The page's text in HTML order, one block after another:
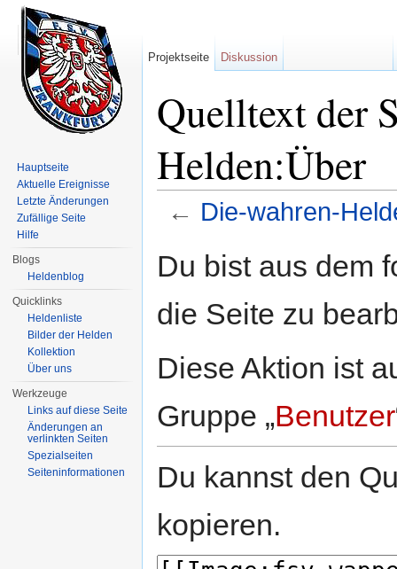
Quelltext der
Helden:Über
← Die-wahren-
Du bist aus dem
die Seite zu
Diese Aktion ist
Gruppe „Benutzer
Du kannst den
kopieren.
Projektseite Diskussion
Hauptseite
Aktuelle Ereignisse
Letzte Änderungen
Zufällige Seite
Hilfe
Blogs
Heldenblog
Quicklinks
Heldenliste
Bilder der Helden
Kollektion
Über uns
Werkzeuge
Links auf diese Seite
Änderungen an
verlinkten Seiten
Spezialseiten
Seiten­informationen